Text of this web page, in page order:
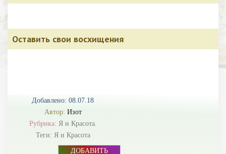
Добавлено: 08.07.18
Автор: Изот
Рубрика: Я и Красота.
Теги: Я и Красота
ДОБАВИТЬ
Оставить свои восхищения